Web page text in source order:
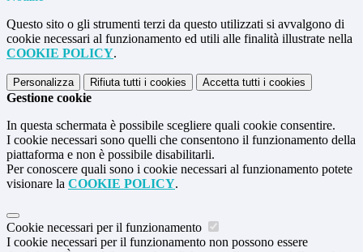
Questo sito o gli strumenti terzi da questo utilizzati si avvalgono di
cookie necessari al funzionamento ed utili alle finalità illustrate nella
COOKIE POLICY.
Personalizza Rifiuta tutti i cookies Accetta tutti i cookies
Gestione cookie
In questa schermata è possibile scegliere quali cookie consentire.
I cookie necessari sono quelli che consentono il funzionamento della
piattaforma e non è possibile disabilitarli.
Per conoscere quali sono i cookie necessari al funzionamento potete
visionare la COOKIE POLICY.
Cookie necessari per il funzionamento
I cookie necessari per il funzionamento non possono essere